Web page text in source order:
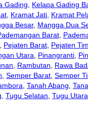
Gading, Kelapa Gading
, Kramat Jati, Kramat
Besar, Mangga Dua
Barat,
, Pejaten Barat, Pejaten
Utara, Pinangranti,
, Rambutan, Rawa
, Semper Barat, Semper
, Tanah Abang,
, Tugu Selatan, Tugu Utara